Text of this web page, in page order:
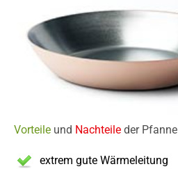
Vorteile und Nachteile der Pfanne
extrem gute Wärmeleitung